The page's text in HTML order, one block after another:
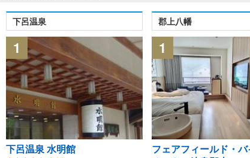
下呂温泉
1
下呂温泉 水明館
郡上八幡
1
フェアフィールド・バ